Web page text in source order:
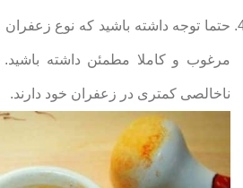
حتما توجه داشته باشید که نوع زعفران
مرغوب و کاملا مطمئن داشته
ناخالصی کمتری در زعفران خود دارند.